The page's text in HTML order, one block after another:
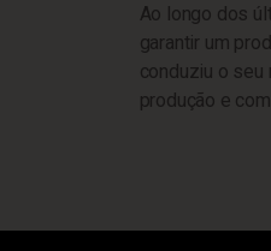
Ao longo dos
garantir um
conduziu o seu
produção e